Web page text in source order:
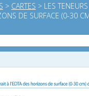
> CARTES > LES
DE SURFACE (0-30